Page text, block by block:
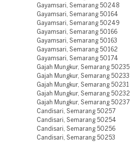
Gayamsari, Semarang 50248
Gayamsari, Semarang 50164
Gayamsari, Semarang 50249
Gayamsari, Semarang 50166
Gayamsari, Semarang 50163
Gayamsari, Semarang 50162
Gayamsari, Semarang 50174
Gajah Mungkur, Semarang 50235
Gajah Mungkur, Semarang 50233
Gajah Mungkur, Semarang 50231
Gajah Mungkur, Semarang 50232
Gajah Mungkur, Semarang 50237
Candisari, Semarang 50257
Candisari, Semarang 50254
Candisari, Semarang 50256
Candisari, Semarang 50253